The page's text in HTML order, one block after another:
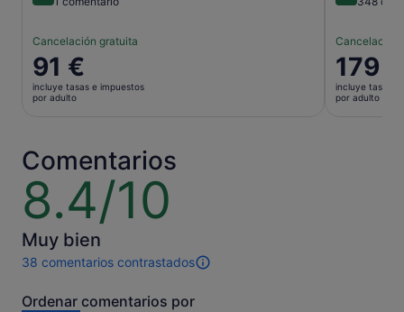
Cancelación gratuita
El
precio
es
por
adulto
91 €
incluye tasas e impuestos
por adulto
Cancelación
El
precio
es
179 €
incluye tasas e
por adulto
Comentarios
8.4/10
8.4
sobre
10
Muy bien
38 comentarios contrastados
38 comentarios
esta
Ordenar comentarios por